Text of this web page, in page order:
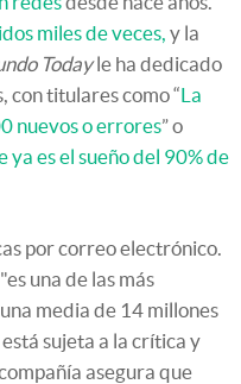
miles de veces, y la
Todayle ha dedicado
con titulares como “La
nuevos o errores” o
es el sueño del 90% de
por correo electrónico.
una de las más
media de 14 millones
sujeta a la crítica y
asegura que